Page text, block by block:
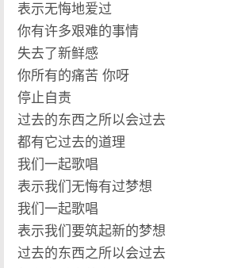
表示无悔地爱过
你有许多艰难的事情
失去了新鲜感
你所有的痛苦 你呀
停止自责
过去的东西之所以会过去
都有它过去的道理
我们一起歌唱
表示我们无悔有过梦想
我们一起歌唱
表示我们要筑起新的梦想
过去的东西之所以会过去